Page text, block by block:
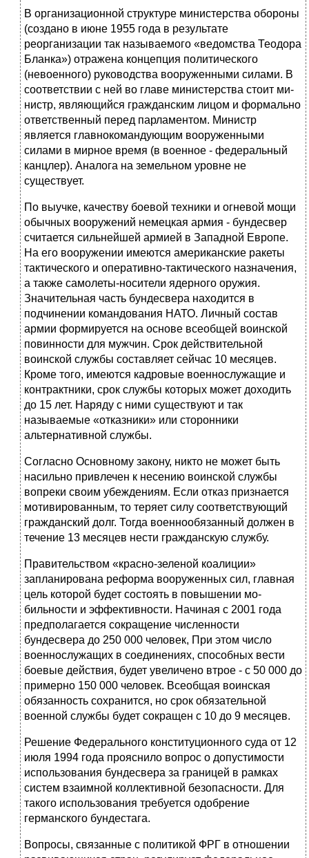
В организационной структуре министерства обороны
(создано в июне 1955 года в результате
реорганизации так называемого «ведомства Теодора
Бланка») отражена концепция политического
(невоенного) руководства воо­руженными силами. В
соответствии с ней во главе министерства стоит ми­
нистр, являющийся гражданским лицом и формально
ответственный перед парламентом. Министр
является главнокомандующим вооруженными
силами в мирное время (в военное - федеральный
канцлер). Аналога на земельном уровне не
существует.
По выучке, качеству боевой техники и огневой мощи
обычных вооружений немецкая армия - бундесвер
считается сильнейшей армией в Западной Ев­ропе.
На его вооружении имеются американские ракеты
тактического и опе­ративно-тактического назначения,
а также самолеты-носители ядерного ору­жия.
Значительная часть бундесвера находится в
подчинении командования НАТО. Личный состав
армии формируется на основе всеобщей воинской
по­винности для мужчин. Срок действительной
воинской службы составляет сейчас 10 месяцев.
Кроме того, имеются кадровые военнослужащие и
кон­трактники, срок службы которых может доходить
до 15 лет. Наряду с ними существуют и так
называемые «отказники» или сторонники
альтернативной службы.
Согласно Основному закону, никто не может быть
насильно привлечен к несению воинской службы
вопреки своим убеждениям. Если отказ призна­ется
мотивированным, то теряет силу соответствующий
гражданский долг. Тогда военнообязанный должен в
течение 13 месяцев нести гражданскую службу.
Правительством «красно-зеленой коалиции»
запланирована реформа вооруженных сил, главная
цель которой будет состоять в повышении мо­
бильности и эффективности. Начиная с 2001 года
предполагается сокраще­ние численности
бундесвера до 250 000 человек, При этом число
военнослу­жащих в соединениях, способных вести
боевые действия, будет увеличено втрое - с 50 000 до
примерно 150 000 человек. Всеобщая воинская
обязан­ность сохранится, но срок обязательной
военной службы будет сокращен с 10 до 9 месяцев.
Решение Федерального конституционного суда от 12
июля 1994 года про­яснило вопрос о допустимости
использования бундесвера за границей в рам­ках
систем взаимной коллективной безопасности. Для
такого использования требуется одобрение
германского бундестага.
Вопросы, связанные с политикой ФРГ в отношении